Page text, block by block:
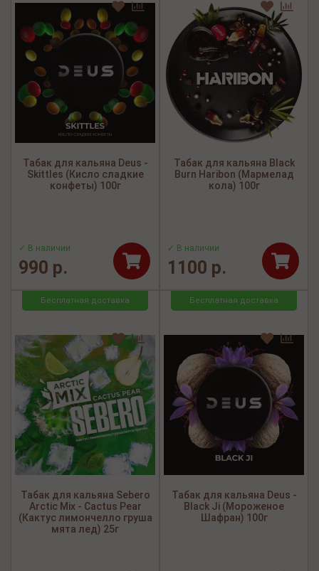
Табак для кальяна Deus -
Skittles (Кисло сладкие
конфеты) 100г
✓ В наличии
990 р.
Табак для кальяна Black
Burn Haribon (Мармелад
кола) 100г
✓ В наличии
1100 р.
Бесплатная доставка
Табак для кальяна Sebero
Arctic Mix - Cactus Pear
(Кактус лимончелло груша
мята лед) 25г
Бесплатная доставка
Табак для кальяна Deus -
Black Ji (Мороженое
Шафран) 100г